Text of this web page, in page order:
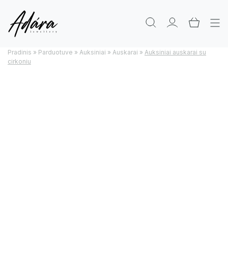
Pradinis » Parduotuve » Auksiniai » Auskarai » Auksiniai auskarai su
cirkoniu